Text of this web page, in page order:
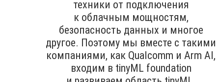
техники от подключения
к облачным мощностям,
безопасность данных и многое
другое. Поэтому мы вместе с такими
компаниями, как Qualcomm и Arm AI,
входим в tinyML foundation